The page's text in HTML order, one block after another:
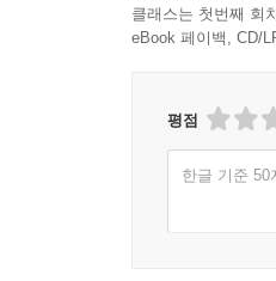
Part 3. 공간 꾸미
Part 4 & 5. 동세
클래스는 첫번째 회
eBook 페이백, CD/
평점
한글 기준 50